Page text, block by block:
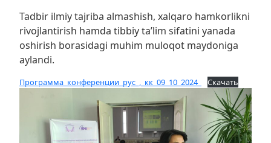
Tadbir ilmiy tajriba almashish, xalqaro hamkorlikni
rivojlantirish hamda tibbiy ta’lim sifatini yanada
oshirish borasidagi muhim muloqot maydoniga
aylandi.
Программа_конференции_рус_,_кк_09_10_2024_ Скачать